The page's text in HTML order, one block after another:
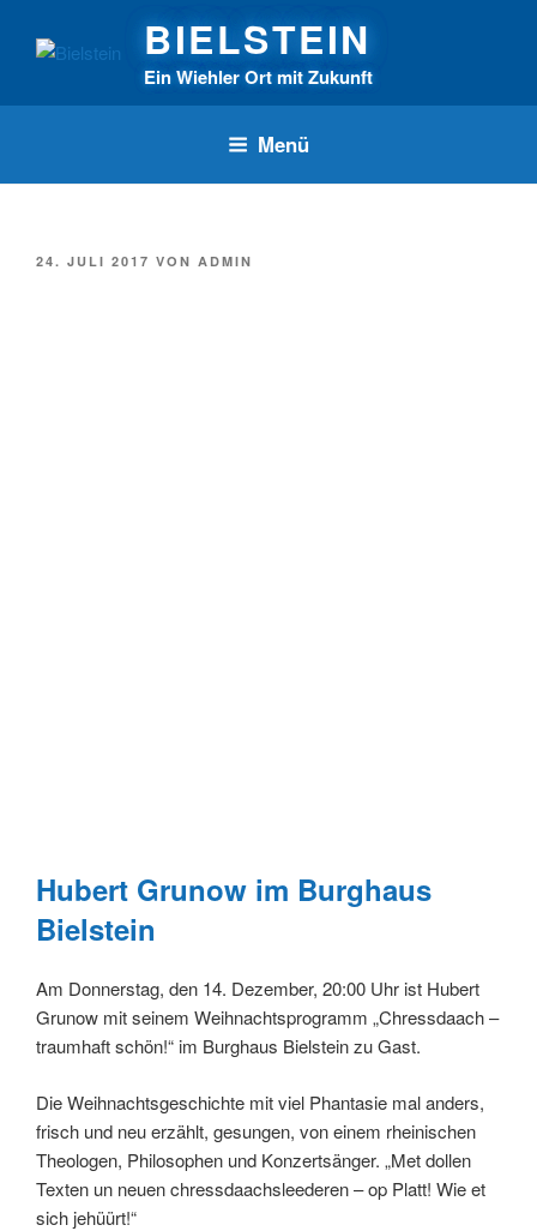
Inhalt
BIELSTEIN
Ein Wiehler Ort mit Zukunft
Menü
VERÖFFENTLICHT
24. JULI 2017 VON ADMIN
Hubert Grunow im Burghaus
Bielstein
Am Donnerstag, den 14. Dezember, 20:00 Uhr ist Hubert
Grunow mit seinem Weihnachtsprogramm „Chressdaach –
traumhaft schön!“ im Burghaus Bielstein zu Gast.
Die Weihnachtsgeschichte mit viel Phantasie mal anders,
frisch und neu erzählt, gesungen, von einem rheinischen
Theologen, Philosophen und Konzertsänger. „Met dollen
Texten un neuen chressdaachsleederen – op Platt! Wie et
sich jehüürt!“